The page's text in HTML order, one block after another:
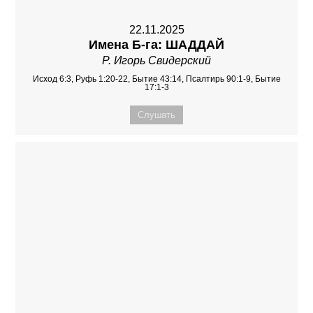
22.11.2025
Имена Б-га: ШАДДАЙ
Р. Игорь Свидерский
Исход 6:3, Руфь 1:20-22, Бытие 43:14, Псалтирь 90:1-9, Бытие
17:1-3
Слушать